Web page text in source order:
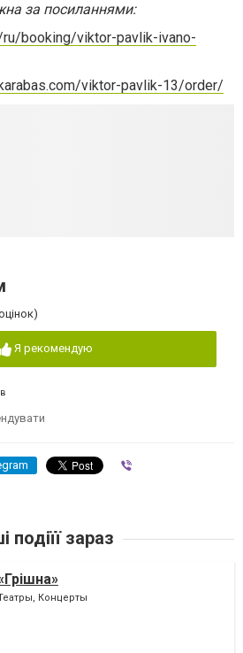
за посиланнями:
booking/viktor-pavlik-ivano-
viktor-pavlik-13/order/
Я рекомендую
подіїї зараз
Концерты